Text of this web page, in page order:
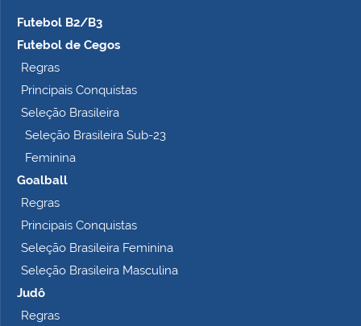
Futebol B2/B3
Futebol de Cegos
Regras
Principais Conquistas
Seleção Brasileira
Seleção Brasileira Sub-23
Feminina
Goalball
Regras
Principais Conquistas
Seleção Brasileira Feminina
Seleção Brasileira Masculina
Judô
Regras